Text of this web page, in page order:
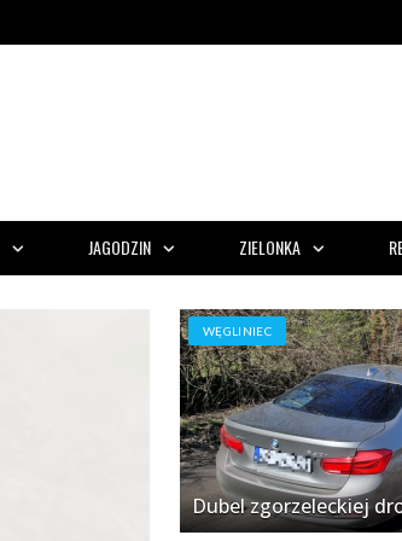
JAGODZIN ZIELONKA
WĘGLINIEC
Dubel zgorzeleckiej